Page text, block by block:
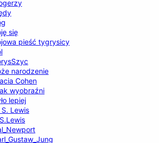
się
pieść tygrysicy
narodzenie
Cohen
wyobraźni
lepiej
S. Lewis